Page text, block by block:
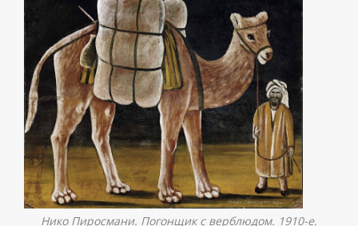
Нико Пиросмани. Погонщик с верблюдом. 1910-е.